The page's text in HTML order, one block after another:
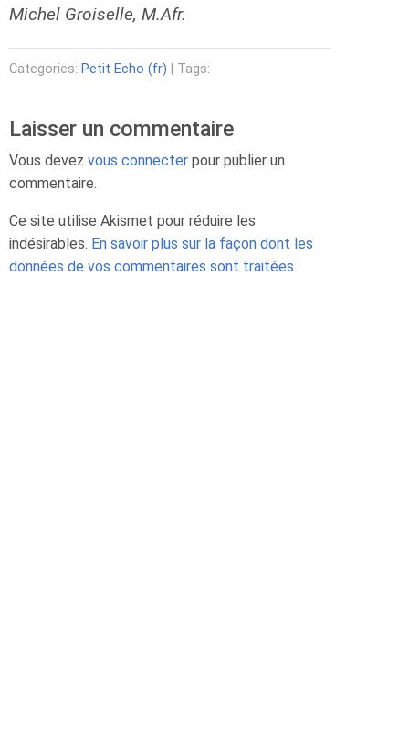
Michel Groiselle, M.Afr.
Categories: Petit Echo (fr) | Tags:
Laisser un commentaire
Vous devez vous connecter pour publier un
commentaire.
Ce site utilise Akismet pour réduire les
indésirables. En savoir plus sur la façon dont les
données de vos commentaires sont traitées.